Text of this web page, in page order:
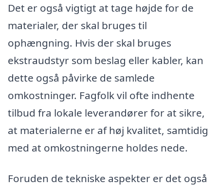
Det er også vigtigt at tage højde for de
materialer, der skal bruges til
ophængning. Hvis der skal bruges
ekstraudstyr som beslag eller kabler, kan
dette også påvirke de samlede
omkostninger. Fagfolk vil ofte indhente
tilbud fra lokale leverandører for at sikre,
at materialerne er af høj kvalitet, samtidig
med at omkostningerne holdes nede.
Foruden de tekniske aspekter er det også